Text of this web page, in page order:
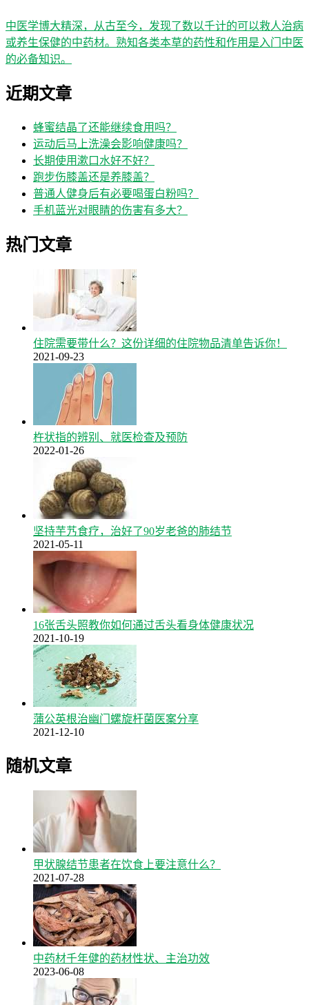
中医学博大精深，从古至今，发现了数以千计的可以救人治病
或养生保健的中药材。熟知各类本草的药性和作用是入门中医
的必备知识。
近期文章
蜂蜜结晶了还能继续食用吗？
运动后马上洗澡会影响健康吗？
长期使用漱口水好不好？
跑步伤膝盖还是养膝盖？
普通人健身后有必要喝蛋白粉吗？
手机蓝光对眼睛的伤害有多大？
热门文章
住院需要带什么？这份详细的住院物品清单告诉你！
2021-09-23
杵状指的辨别、就医检查及预防
2022-01-26
坚持芋艿食疗，治好了90岁老爸的肺结节
2021-05-11
16张舌头照教你如何通过舌头看身体健康状况
2021-10-19
蒲公英根治幽门螺旋杆菌医案分享
2021-12-10
随机文章
甲状腺结节患者在饮食上要注意什么？
2021-07-28
中药材千年健的药材性状、主治功效
2023-06-08